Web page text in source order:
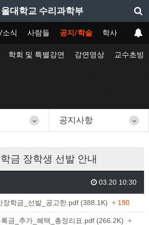
대학교 수리과학부
소식 사람들 공지/학술 학사
학회 및 특별강연 강연영상 교수초빙
공지사항
금 장학생 선발 안내
03.20 10:30
장학금_선발_공고한.pdf (388.1K) + 190
금_추가_혜택_총정리표.pdf (266.2K) +